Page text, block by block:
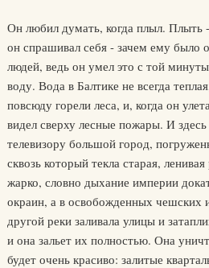
Он любил думать, когда плыл. Плыть
он спрашивал себя - зачем ему было
людей, ведь он умел это с той
воду. Вода в Балтике не всегда
повсюду горели леса, и, когда он
видел сверху лесные пожары. И
телевизору большой город,
сквозь который текла старая,
жарко, словно дыхание империи
окраин, а в освобожденных чешских
другой реки заливала улицы и
и она зальет их полностью. Она
будет очень красиво: залитые